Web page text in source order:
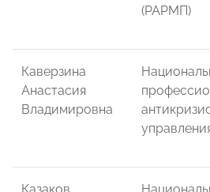
(РАРМП)
Каверзина
Анастасия
Владимировна